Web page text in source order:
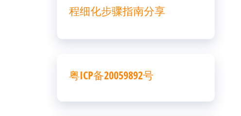
程细化步骤指南分享
粤ICP备20059892号